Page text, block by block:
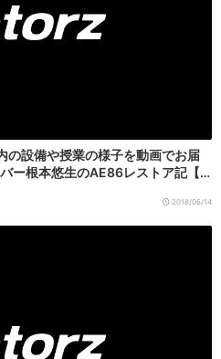
の設備や授業の様子を動画でお届
ー根本悠生のAE86レストア記【…
2018/06/14